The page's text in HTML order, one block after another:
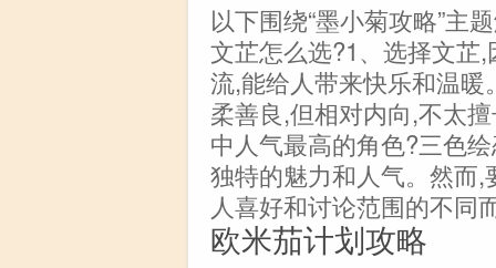
以下围绕“墨小菊攻略”主
文芷怎么选?1、选择文芷
流,能给人带来快乐和温
柔善良,但相对内向,不太
中人气最高的角色?三色
独特的魅力和人气。然而
人喜好和讨论范围的不同
欧米茄计划攻略